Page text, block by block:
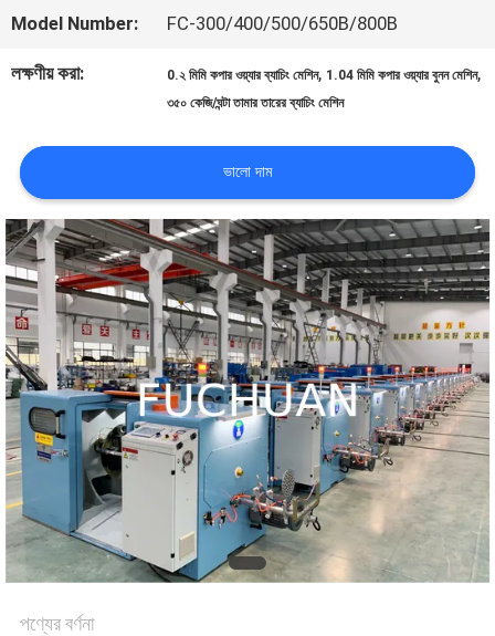
আমাদের
কারখানা
পরিদর্শন
গুণমান
নিয়ন্ত্রণ
আমাদের
সাথে
যোগাযোগ
Model Number: FC-300/400/500/650B/800B
লক্ষণীয় করা: 0.২ মিমি কপার ওয়্যার ব্যাচিং মেশিন, 1.04 মিমি কপার ওয়্যার বুনন মেশিন,
৩৫০ কেজি/ঘন্টা তামার তারের ব্যাচিং মেশিন
ভালো দাম
পণ্যের বর্ণনা